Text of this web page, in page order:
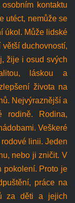
kontaktu
utéct, nemůže se
úkol. Může lidské
duchovností,
žije i osud svých
láskou a
života na
Nejvýraznější a
rodině. Rodina,
Veškeré
linii. Jeden
nebo ji zničit. V
pokolení. Proto je
práce na
za děti a jejich